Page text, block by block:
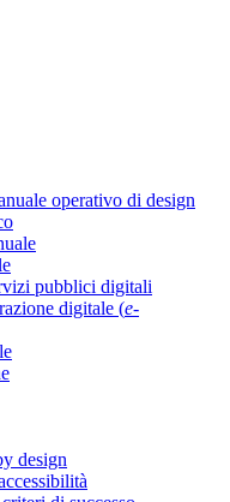
operativo di design
pubblici digitali
digitale (e-
design